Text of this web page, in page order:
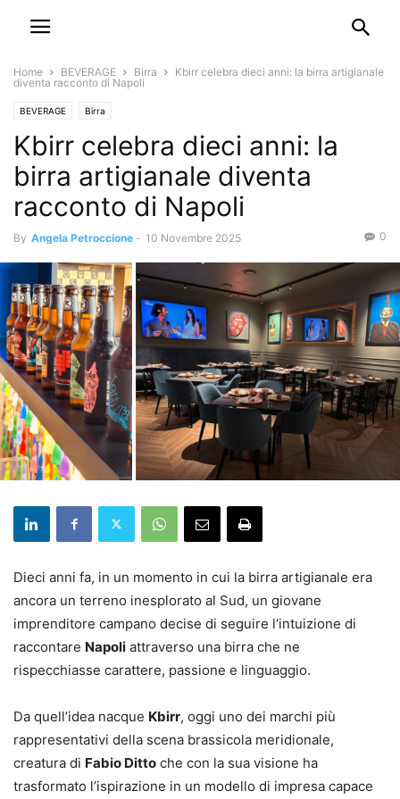
Home BEVERAGE Birra
Kbirr celebra dieci anni: la birra artigianale
diventa racconto di Napoli
BEVERAGE Birra
Kbirr celebra dieci anni: la
birra artigianale diventa
racconto di Napoli
By Angela Petroccione - 10 Novembre 2025 0
Dieci anni fa, in un momento in cui la birra artigianale era
ancora un terreno inesplorato al Sud, un giovane
imprenditore campano decise di seguire l’intuizione di
raccontare Napoli attraverso una birra che ne
rispecchiasse carattere, passione e linguaggio.
Da quell’idea nacque Kbirr, oggi uno dei marchi più
rappresentativi della scena brassicola meridionale,
creatura di Fabio Ditto che con la sua visione ha
trasformato l’ispirazione in un modello di impresa capace